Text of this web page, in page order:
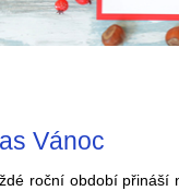
Vánoc
roční období přináší